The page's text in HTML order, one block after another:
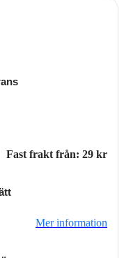
Fast frakt från: 29 kr
Mer information